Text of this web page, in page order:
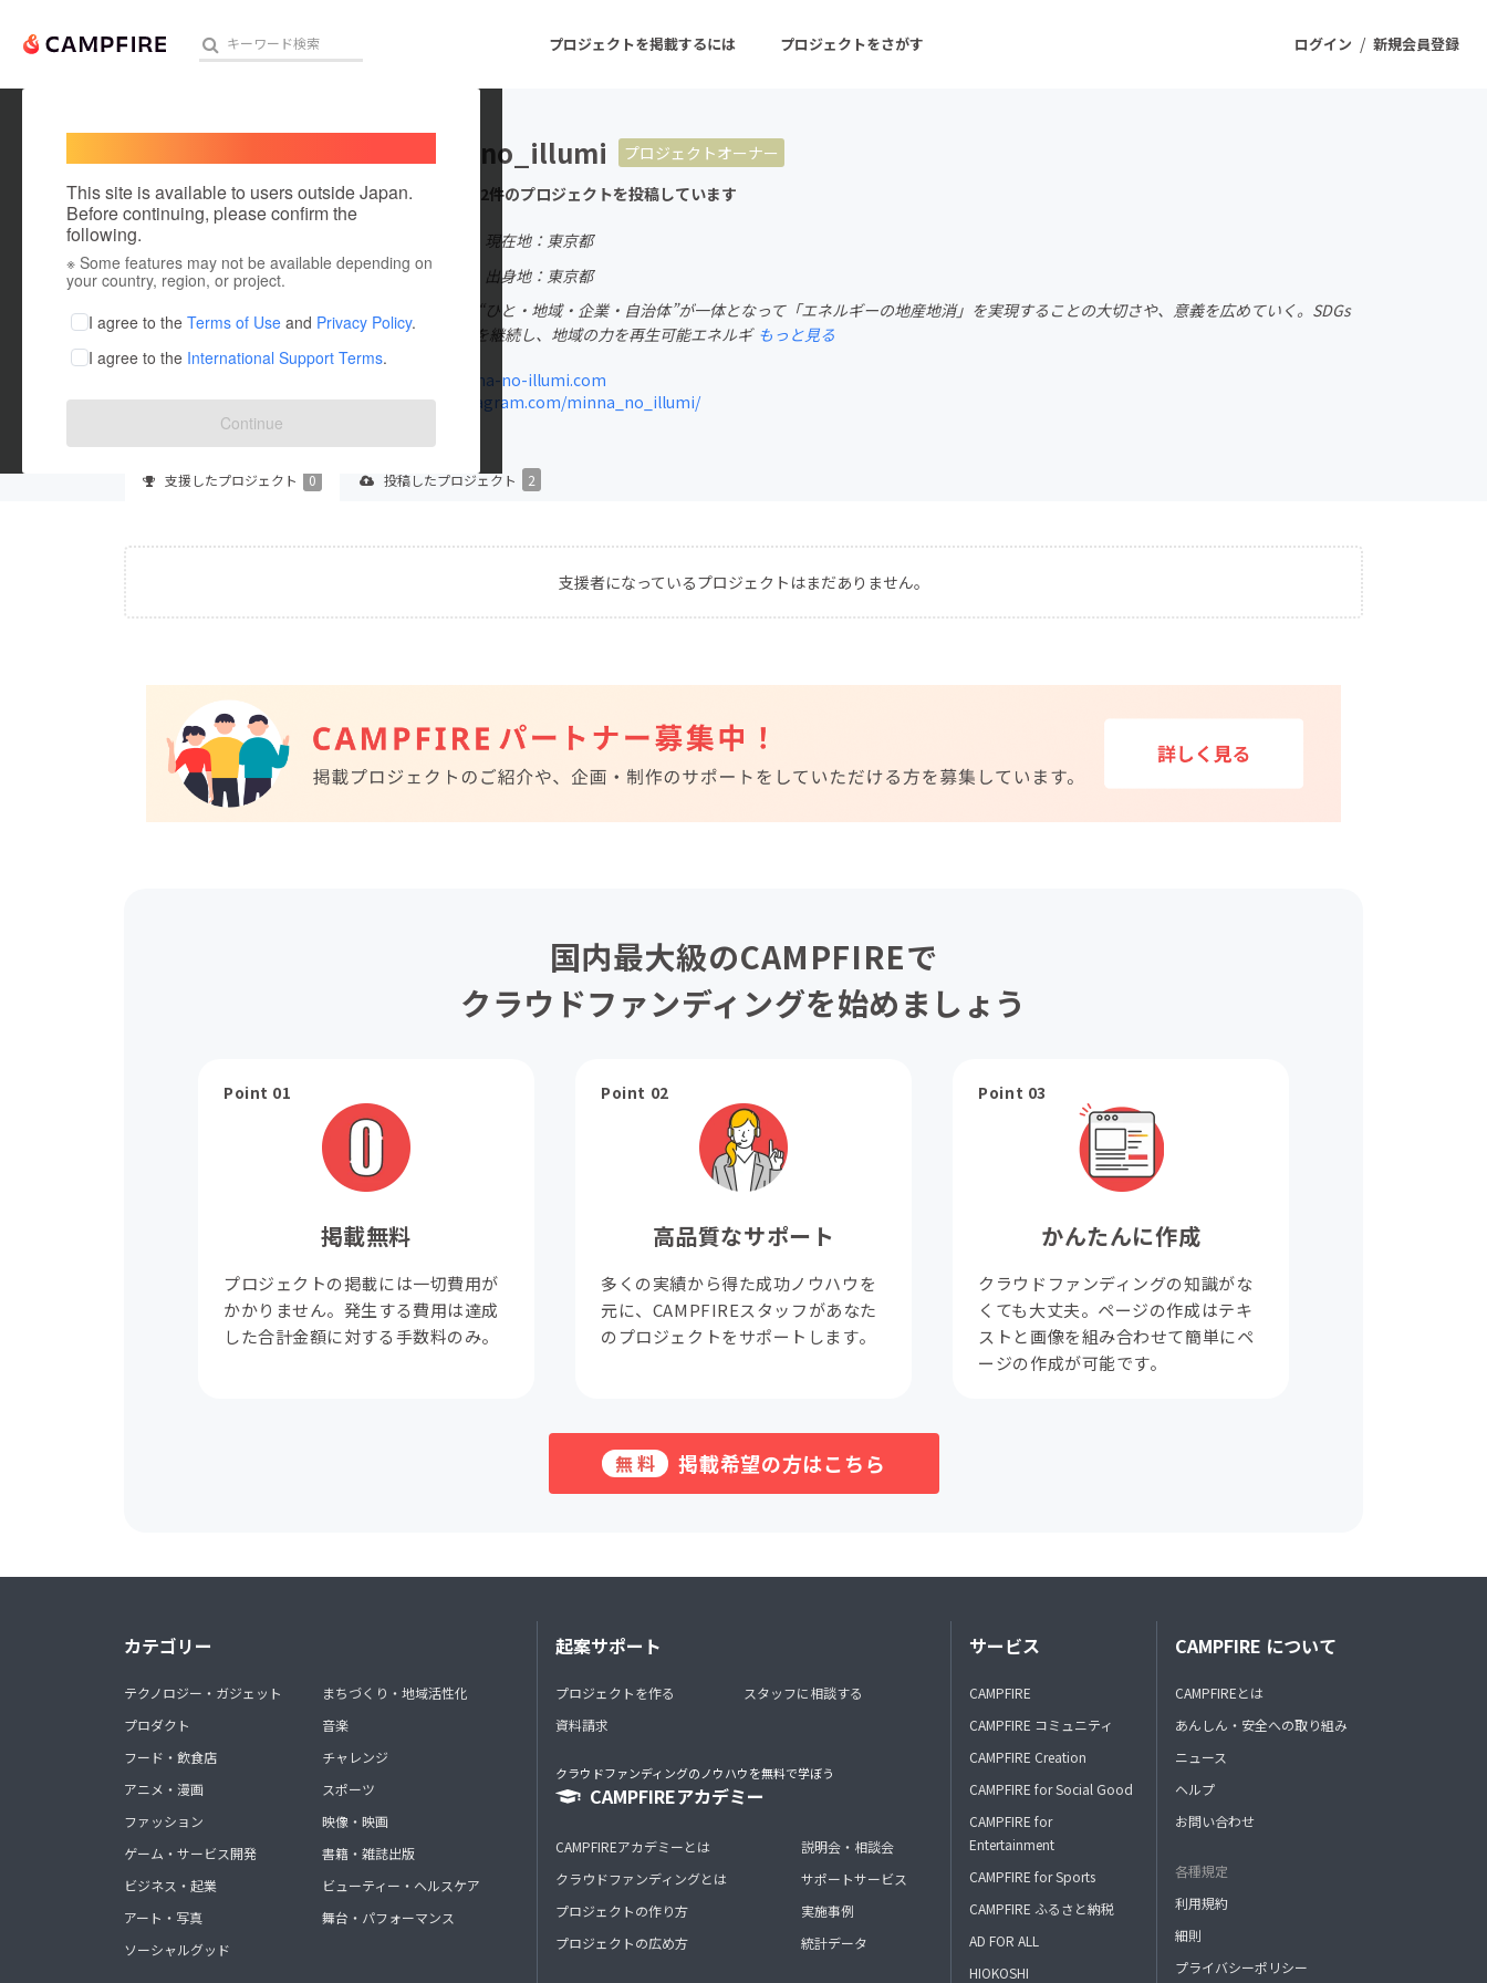
ログイン / 新規会員登録
プロジェクトを掲載するには プロジェクトをさがす
人気のプロジェクト 注目のリターン 注目の新着プロジェクト
アート・写真 音楽
テクノロジー・ガジェット
ゲーム・サービス開発 フード・飲食店
ファッション
映像・映画
ビジネス・起業
チャレンジ
まちづくり・地域活性化
This site is available to users outside Japan.
Before continuing, please confirm the
following.
※ Some features may not be available depending on
your country, region, or project.
I agree to the Terms of Use and Privacy Policy.
I agree to the International Support Terms.
Continue
minna_no_illumi
プロジェクトオーナー
これまでに2件のプロジェクトを投稿しています
現在地：東京都
出身国：日本
出身地：東京都
＜活動目的＞ “ひと・地域・企業・自治体”が一体となって「エネルギーの地産地消」を実現することの大切さや、意義を広めていく。SDGs
への取り組みを継続し、地域の力を再生可能エネルギ もっと見る
www.minna-no-illumi.com
www.instagram.com/minna_no_illumi/
支援したプロジェクト 0 投稿したプロジェクト 2
支援者になっているプロジェクトはまだありません。
国内最大級のCAMPFIREで
クラウドファンディングを始めましょう
Point 01
掲載無料
プロジェクトの掲載には一切費用が
かかりません。発生する費用は達成
した合計金額に対する手数料のみ。
Point 02
高品質なサポート
多くの実績から得た成功ノウハウを
元に、CAMPFIREスタッフがあなた
のプロジェクトをサポートします。
Point 03
かんたんに作成
クラウドファンディングの知識がな
くても大丈夫。ページの作成はテキ
ストと画像を組み合わせて簡単にペ
ージの作成が可能です。
無料 掲載希望の方はこちら
カテゴリー
テクノロジー・ガジェット
プロダクト
フード・飲食店
アニメ・漫画
ファッション
ゲーム・サービス開発
ビジネス・起業
アート・写真
ソーシャルグッド
まちづくり・地域活性化
音楽
チャレンジ
スポーツ
映像・映画
書籍・雑誌出版
ビューティー・ヘルスケア
舞台・パフォーマンス
起案サポート
プロジェクトを作る
資料請求
スタッフに相談する
クラウドファンディングのノウハウを無料で学ぼう
CAMPFIREアカデミー
CAMPFIREアカデミーとは
クラウドファンディングとは
プロジェクトの作り方
プロジェクトの広め方
説明会・相談会
サポートサービス
実施事例
統計データ
サービス
CAMPFIRE
CAMPFIRE コミュニティ
CAMPFIRE Creation
CAMPFIRE for Social Good
CAMPFIRE for
Entertainment
CAMPFIRE for Sports
CAMPFIRE ふるさと納税
AD FOR ALL
HIOKOSHI
CAMPFIRE について
CAMPFIREとは
あんしん・安全への取り組み
ニュース
ヘルプ
お問い合わせ
各種規定
利用規約
細則
プライバシーポリシー